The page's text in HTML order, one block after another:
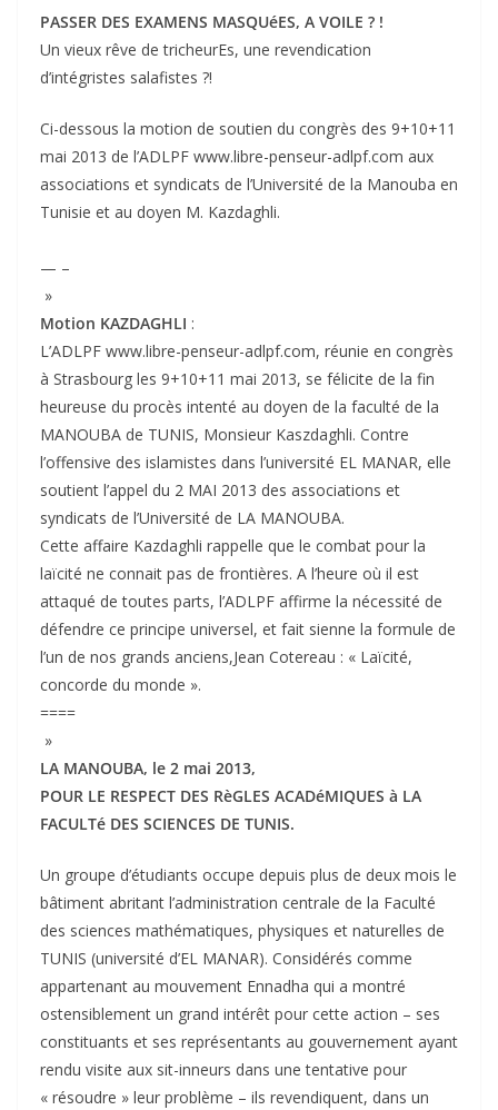
PASSER DES EXAMENS MASQUéES, A VOILE ? !
Un vieux rêve de tricheurEs, une revendication
d’intégristes salafistes ?!
Ci-dessous la motion de soutien du congrès des 9+10+11
mai 2013 de l’ADLPF www.libre-penseur-adlpf.com aux
associations et syndicats de l’Université de la Manouba en
Tunisie et au doyen M. Kazdaghli.
— –
»
Motion KAZDAGHLI :
L’ADLPF www.libre-penseur-adlpf.com, réunie en congrès
à Strasbourg les 9+10+11 mai 2013, se félicite de la fin
heureuse du procès intenté au doyen de la faculté de la
MANOUBA de TUNIS, Monsieur Kaszdaghli. Contre
l’offensive des islamistes dans l’université EL MANAR, elle
soutient l’appel du 2 MAI 2013 des associations et
syndicats de l’Université de LA MANOUBA.
Cette affaire Kazdaghli rappelle que le combat pour la
laïcité ne connait pas de frontières. A l’heure où il est
attaqué de toutes parts, l’ADLPF affirme la nécessité de
défendre ce principe universel, et fait sienne la formule de
l’un de nos grands anciens,Jean Cotereau : « Laïcité,
concorde du monde ».
====
»
LA MANOUBA, le 2 mai 2013,
POUR LE RESPECT DES RèGLES ACADéMIQUES à LA
FACULTé DES SCIENCES DE TUNIS.
Un groupe d’étudiants occupe depuis plus de deux mois le
bâtiment abritant l’administration centrale de la Faculté
des sciences mathématiques, physiques et naturelles de
TUNIS (université d’EL MANAR). Considérés comme
appartenant au mouvement Ennadha qui a montré
ostensiblement un grand intérêt pour cette action – ses
constituants et ses représentants au gouvernement ayant
rendu visite aux sit-inneurs dans une tentative pour
« résoudre » leur problème – ils revendiquent, dans un